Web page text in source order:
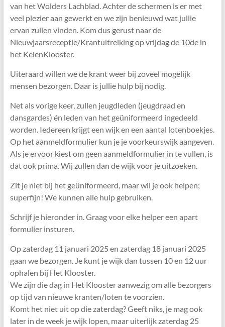
van het Wolders Lachblad. Achter de schermen is er met
veel plezier aan gewerkt en we zijn benieuwd wat jullie
ervan zullen vinden. Kom dus gerust naar de
Nieuwjaarsreceptie/Krantuitreiking op vrijdag de 10de in
het KeienKlooster.
Uiteraard willen we de krant weer bij zoveel mogelijk
mensen bezorgen. Daar is jullie hulp bij nodig.
Net als vorige keer, zullen jeugdleden (jeugdraad en
dansgardes) én leden van het geüniformeerd ingedeeld
worden. Iedereen krijgt een wijk en een aantal lotenboekjes.
Op het aanmeldformulier kun je je voorkeurswijk aangeven.
Als je ervoor kiest om geen aanmeldformulier in te vullen, is
dat ook prima. Wij zullen dan de wijk voor je uitzoeken.
Zit je niet bij het geüniformeerd, maar wil je ook helpen;
superfijn! We kunnen alle hulp gebruiken.
Schrijf je hieronder in. Graag voor elke helper een apart
formulier insturen.
Op zaterdag 11 januari 2025 en zaterdag 18 januari 2025
gaan we bezorgen. Je kunt je wijk dan tussen 10 en 12 uur
ophalen bij Het Klooster.
We zijn die dag in Het Klooster aanwezig om alle bezorgers
op tijd van nieuwe kranten/loten te voorzien.
Komt het niet uit op die zaterdag? Geeft niks, je mag ook
later in de week je wijk lopen, maar uiterlijk zaterdag 25